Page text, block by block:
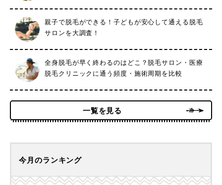
親子で脱毛ができる！子どもが安心して通える脱毛
サロンを大調査！
全身脱毛が早く終わるのはどこ？脱毛サロン・医療
脱毛クリニックに通う頻度・施術周期を比較
一覧を見る
今月のランキング